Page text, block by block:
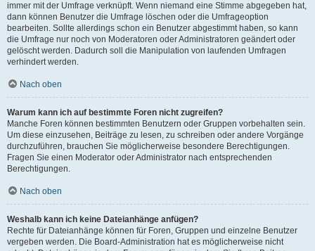
immer mit der Umfrage verknüpft. Wenn niemand eine Stimme abgegeben hat,
dann können Benutzer die Umfrage löschen oder die Umfrageoption
bearbeiten. Sollte allerdings schon ein Benutzer abgestimmt haben, so kann
die Umfrage nur noch von Moderatoren oder Administratoren geändert oder
gelöscht werden. Dadurch soll die Manipulation von laufenden Umfragen
verhindert werden.
Nach oben
Warum kann ich auf bestimmte Foren nicht zugreifen?
Manche Foren können bestimmten Benutzern oder Gruppen vorbehalten sein.
Um diese einzusehen, Beiträge zu lesen, zu schreiben oder andere Vorgänge
durchzuführen, brauchen Sie möglicherweise besondere Berechtigungen.
Fragen Sie einen Moderator oder Administrator nach entsprechenden
Berechtigungen.
Nach oben
Weshalb kann ich keine Dateianhänge anfügen?
Rechte für Dateianhänge können für Foren, Gruppen und einzelne Benutzer
vergeben werden. Die Board-Administration hat es möglicherweise nicht